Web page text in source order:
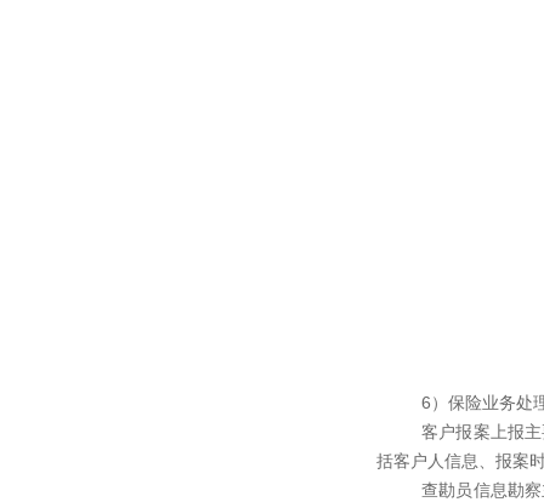
6）保险业务处
客户报案上报
括客户人信息、报案
查勘员信息勘